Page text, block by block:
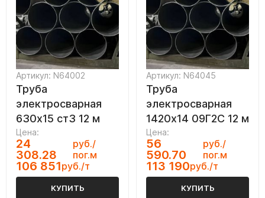
Артикул: N64002
Труба
электросварная
630х15 ст3 12 м
Цена:
24
308.28
руб./
пог.м
106 851руб./т
КУПИТЬ
Артикул: N64045
Труба
электросварная
1420х14 09Г2С 12 м
Цена:
56
590.70
руб./
пог.м
113 190руб./т
КУПИТЬ